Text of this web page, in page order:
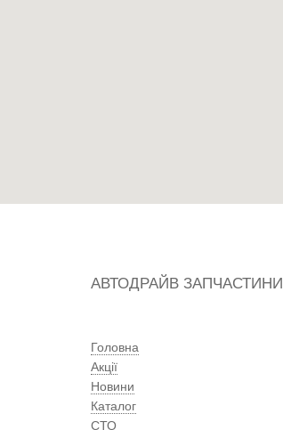
АВТОДРАЙВ ЗАПЧАСТИНИ
Головна
Акції
Новини
Каталог
СТО